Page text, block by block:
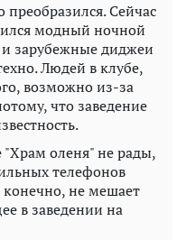
Сейчас
модный ночной
и зарубежные диджеи
Людей в клубе,
возможно из-за
что заведение
оленя" не рады,
телефонов
конечно, не мешает
в заведении на